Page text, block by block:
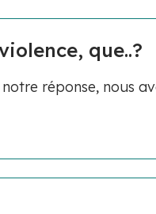
que..?
réponse, nous